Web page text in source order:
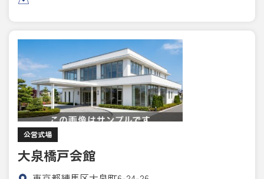
公営式場
大泉橋戸会館